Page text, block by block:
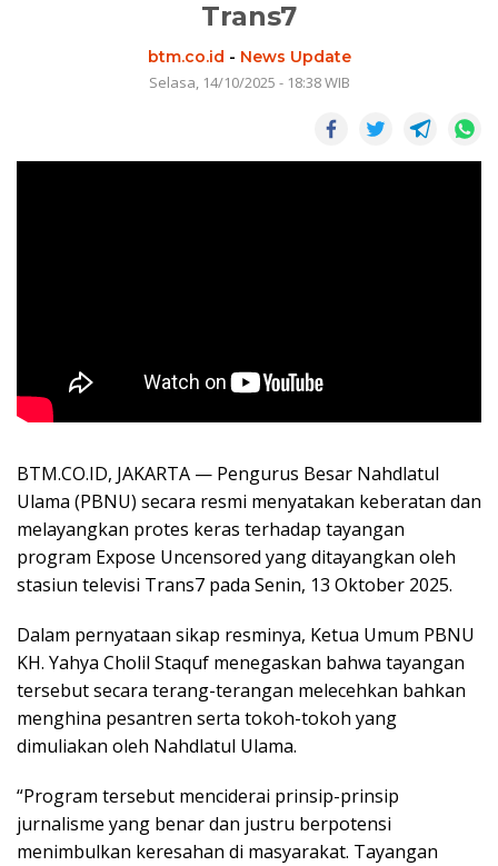
Trans7
btm.co.id - News Update
Selasa, 14/10/2025 - 18:38 WIB
BTM.CO.ID, JAKARTA — Pengurus Besar Nahdlatul
Ulama (PBNU) secara resmi menyatakan keberatan dan
melayangkan protes keras terhadap tayangan
program Expose Uncensored yang ditayangkan oleh
stasiun televisi Trans7 pada Senin, 13 Oktober 2025.
Dalam pernyataan sikap resminya, Ketua Umum PBNU
KH. Yahya Cholil Staquf menegaskan bahwa tayangan
tersebut secara terang-terangan melecehkan bahkan
menghina pesantren serta tokoh-tokoh yang
dimuliakan oleh Nahdlatul Ulama.
“Program tersebut menciderai prinsip-prinsip
jurnalisme yang benar dan justru berpotensi
menimbulkan keresahan di masyarakat. Tayangan